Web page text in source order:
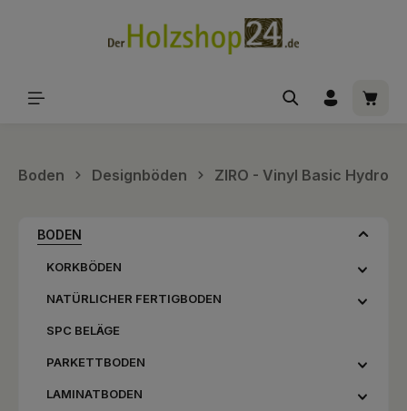
Boden Designböden ZIRO - Vinyl Basic Hydro
BODEN
KORKBÖDEN
NATÜRLICHER FERTIGBODEN
SPC BELÄGE
PARKETTBODEN
LAMINATBODEN